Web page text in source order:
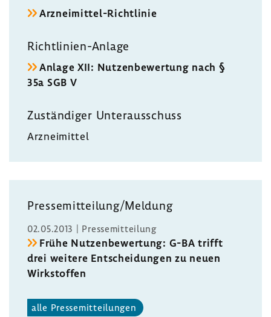
Arzneimittel-​Richtlinie
Richtlinien-​Anlage
Anlage XII: Nutzen­be­wer­tung nach §
35a SGB V
Zustän­diger Unter­aus­schuss
Arznei­mittel
Pres­se­mit­tei­lung/Meldung
02.05.2013 | Pres­se­mit­tei­lung
Frühe Nutzen­be­wer­tung: G-BA trifft
drei weitere Entschei­dungen zu neuen
Wirk­stoffen
alle Pres­se­mit­tei­lungen